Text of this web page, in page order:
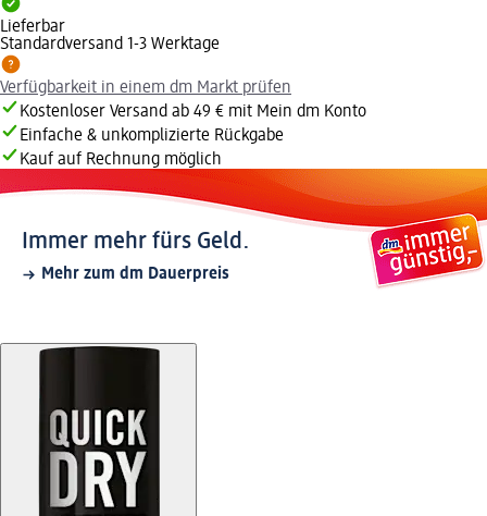
Lieferbar
Standardversand 1-3 Werktage
Verfügbarkeit in einem dm Markt prüfen
Kostenloser Versand ab 49 € mit Mein dm Konto
Einfache & unkomplizierte Rückgabe
Kauf auf Rechnung möglich
Immer mehr fürs Geld.
Mehr zum dm Dauerpreis